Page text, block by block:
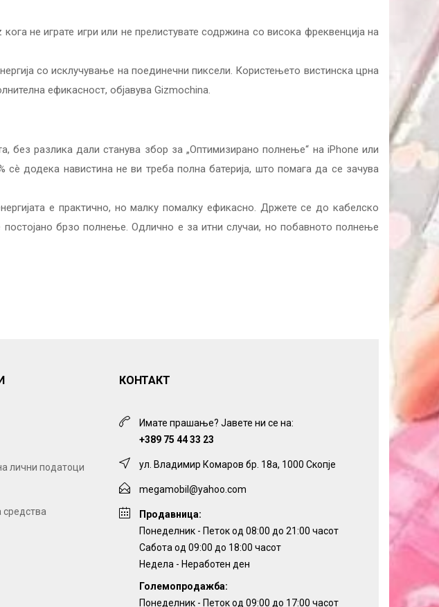
не играте игри или не прелистувате содржина со висока фреквенција на
со исклучување на поединечни пиксели. Користењето вистинска црна
ефикасност, објавува Gizmochina.
без разлика дали станува збор за „Оптимизирано полнење“ на iPhone или
додека навистина не ви треба полна батерија, што помага да се зачува
е практично, но малку помалку ефикасно. Држете се до кабелско
брзо полнење. Одлично е за итни случаи, но побавното полнење
лични податоци
средства
КОНТАКТ
Имате прашање? Јавете ни се на:
+389 75 44 33 23
ул. Владимир Комаров бр. 18а, 1000 Скопје
megamobil@yahoo.com
Продавница:
Понеделник - Петок од 08:00 до 21:00 часот
Сабота од 09:00 до 18:00 часот
Недела - Неработен ден
Големопродажба:
Понеделник - Петок од 09:00 до 17:00 часот